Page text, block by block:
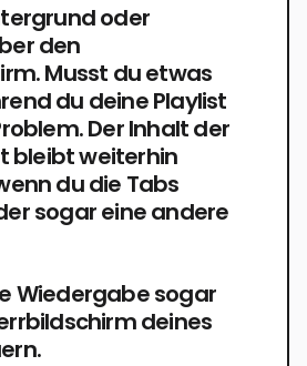
oder
den
Musst du etwas
du deine Playlist
Der Inhalt der
bleibt weiterhin
du die Tabs
sogar eine andere
Wiedergabe sogar
deines